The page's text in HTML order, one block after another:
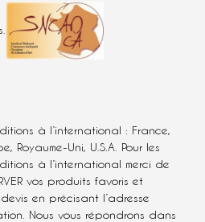
à l’international : France,
Royaume-Uni, U.S.A. Pour les
à l’international merci de
vos produits favoris et
en précisant l’adresse
Nous vous répondrons dans